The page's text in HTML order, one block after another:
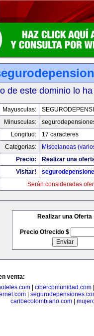
de este dominio lo
Mayusculas:
Minusculas:
Longitud:
17 caracteres
Categorias:
Miscelaneas
Precio:
Realizar una
Visitar!
Serán consideradas
Realizar una Oferta
Precio Ofrecido $
venta:
cibercomunidad.com
|
caribecolombiano.com|